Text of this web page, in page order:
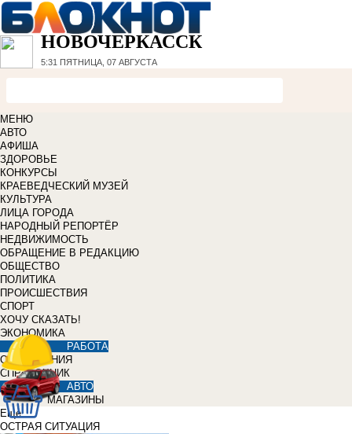
НОВОЧЕРКАССК
5:31 ПЯТНИЦА, 07 АВГУСТА
МЕНЮ
АВТО
АФИША
ЗДОРОВЬЕ
КОНКУРСЫ
КРАЕВЕДЧЕСКИЙ МУЗЕЙ
КУЛЬТУРА
ЛИЦА ГОРОДА
НАРОДНЫЙ РЕПОРТЁР
НЕДВИЖИМОСТЬ
ОБРАЩЕНИЕ В РЕДАКЦИЮ
ОБЩЕСТВО
ПОЛИТИКА
ПРОИСШЕСТВИЯ
СПОРТ
ХОЧУ СКАЗАТЬ!
ЭКОНОМИКА
РАБОТА
ОБЪЯВЛЕНИЯ
СПРАВОЧНИК
АВТО
МАГАЗИНЫ
Еще
ОСТРАЯ СИТУАЦИЯ